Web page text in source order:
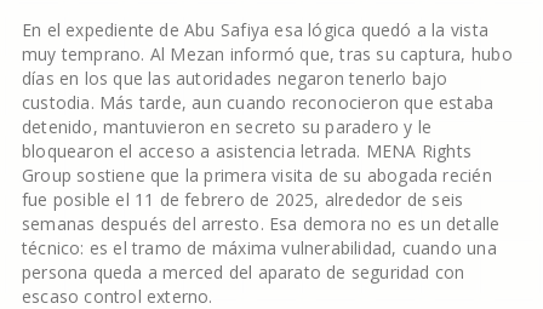
En el expediente de Abu Safiya esa lógica quedó a la vista
muy temprano. Al Mezan informó que, tras su captura, hubo
días en los que las autoridades negaron tenerlo bajo
custodia. Más tarde, aun cuando reconocieron que estaba
detenido, mantuvieron en secreto su paradero y le
bloquearon el acceso a asistencia letrada. MENA Rights
Group sostiene que la primera visita de su abogada recién
fue posible el 11 de febrero de 2025, alrededor de seis
semanas después del arresto. Esa demora no es un detalle
técnico: es el tramo de máxima vulnerabilidad, cuando una
persona queda a merced del aparato de seguridad con
escaso control externo.